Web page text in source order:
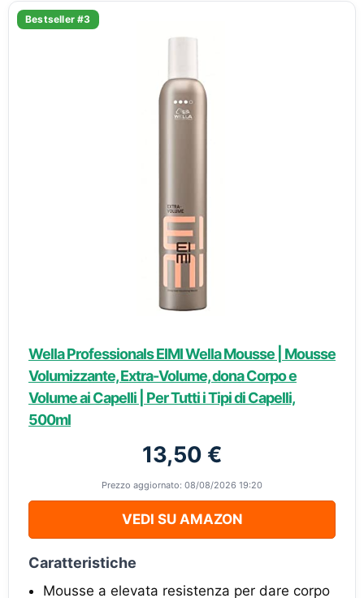
Bestseller #3
Wella Professionals EIMI Wella Mousse | Mousse
Volumizzante, Extra-Volume, dona Corpo e
Volume ai Capelli | Per Tutti i Tipi di Capelli,
500ml
13,50 €
Prezzo aggiornato: 08/08/2026 19:20
VEDI SU AMAZON
Caratteristiche
Mousse a elevata resistenza per dare corpo